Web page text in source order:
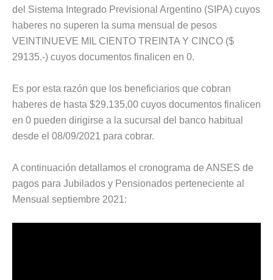
del Sistema Integrado Previsional Argentino (SIPA) cuyos
haberes no superen la suma mensual de pesos
VEINTINUEVE MIL CIENTO TREINTA Y CINCO ($
29135.-) cuyos documentos finalicen en 0.
Es por esta razón que los beneficiarios que cobran
haberes de hasta $29.135,00 cuyos documentos finalicen
en 0 pueden dirigirse a la sucursal del banco habitual
desde el 08/09/2021 para cobrar.
A continuación detallamos el cronograma de ANSES de
pagos para Jubilados y Pensionados perteneciente al
Mensual septiembre 2021: